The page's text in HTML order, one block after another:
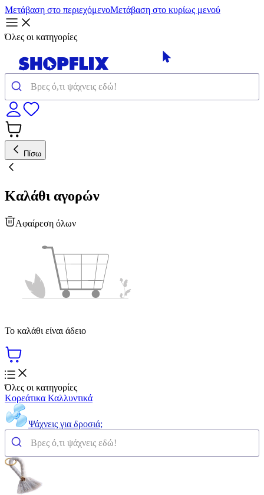
Μετάβαση στο περιεχόμενοΜετάβαση στο κυρίως μενού
Όλες οι κατηγορίες
Πίσω
Καλάθι αγορών
Αφαίρεση όλων
Το καλάθι είναι άδειο
Όλες οι κατηγορίες
Κορεάτικα Καλλυντικά
Ψάχνεις για δροσιά;